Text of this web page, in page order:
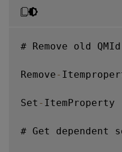
# Remove old
Remove -
Set - ItemProperty
# Get dependent